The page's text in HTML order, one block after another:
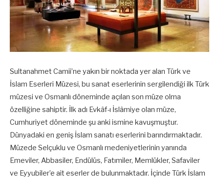
Sultanahmet Camii’ne yakın bir noktada yer alan Türk ve
İslam Eserleri Müzesi, bu sanat eserlerinin sergilendiği ilk Türk
müzesi ve Osmanlı döneminde açılan son müze olma
özelliğine sahiptir. İlk adı Evkâf-ı İslâmiye olan müze,
Cumhuriyet döneminde şu anki ismine kavuşmuştur.
Dünyadaki en geniş İslam sanatı eserlerini barındırmaktadır.
Müzede Selçuklu ve Osmanlı medeniyetlerinin yanında
Emeviler, Abbasiler, Endülüs, Fatımiler, Memlükler, Safaviler
ve Eyyubiler’e ait eserler de bulunmaktadır. İçinde Türk İslam